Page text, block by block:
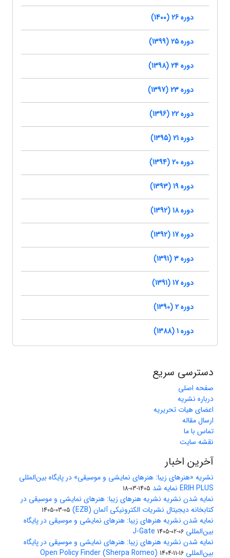
دوره 26 (1400)
دوره 25 (1399)
دوره 24 (1398)
دوره 23 (1397)
دوره 22 (1396)
دوره 21 (1395)
دوره 20 (1394)
دوره 19 (1393)
دوره 18 (1392)
دوره 17 (1392)
دوره 3 (1391)
دوره 17 (1391)
دوره 2 (1390)
دوره 1 (1388)
دسترسی سریع
صفحه اصلی
درباره نشریه
اعضای هیات تحریریه
ارسال مقاله
تماس با ما
نقشه سایت
آخرین اخبار
نشریه «هنرهای زیبا: هنرهای نمایشی و موسیقی» در پایگاه بین‌المللی
ERIH PLUS نمایه شد
1405-03-18
نمایه شدن نشریه نشریه هنرهای زیبا: هنرهای نمایشی و موسیقی در
کتابخانه دیجیتال نشریات الکترونیکی آلمان (EZB)
1405-03-05
نمایه شدن نشریه هنرهای زیبا: هنرهای نمایشی و موسیقی در پایگاه
بین‌المللی J-Gate 1405-02-06
نمایه شدن نشریه هنرهای زیبا: هنرهای نمایشی و موسیقی در پایگاه
بین‌المللی Open Policy Finder (Sherpa Romeo) 1404-11-16